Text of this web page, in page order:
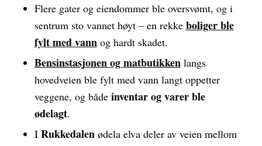
Flere gater og eiendommer ble oversvømt, og i
sentrum sto vannet høyt – en rekke boliger ble
fylt med vann og hardt skadet.
Bensinstasjonen og matbutikken langs
hovedveien ble fylt med vann langt oppetter
veggene, og både inventar og varer ble
ødelagt.
I Rukkedalen ødela elva deler av veien mellom